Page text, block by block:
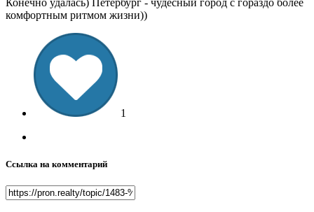
Конечно удалась) Петербург - чудесный город с гораздо более
комфортным ритмом жизни))
1
Ссылка на комментарий